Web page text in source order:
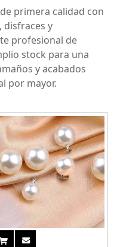
primera calidad con
disfraces y
profesional de
stock para una
y acabados
por mayor.